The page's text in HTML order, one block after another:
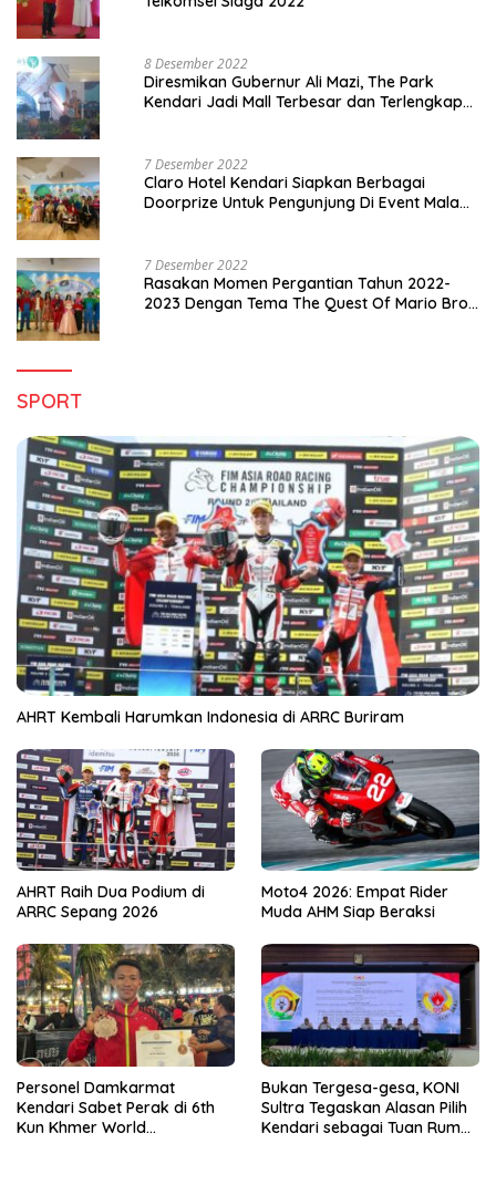
8 Desember 2022
Diresmikan Gubernur Ali Mazi, The Park
Kendari Jadi Mall Terbesar dan Terlengkap
7 Desember 2022
Claro Hotel Kendari Siapkan Berbagai
Doorprize Untuk Pengunjung Di Event Malam
7 Desember 2022
Rasakan Momen Pergantian Tahun 2022-
2023 Dengan Tema The Quest Of Mario Bros
SPORT
AHRT Kembali Harumkan Indonesia di ARRC Buriram
AHRT Raih Dua Podium di
ARRC Sepang 2026
Moto4 2026: Empat Rider
Muda AHM Siap Beraksi
Personel Damkarmat
Kendari Sabet Perak di 6th
Kun Khmer World
Bukan Tergesa-gesa, KONI
Sultra Tegaskan Alasan Pilih
Kendari sebagai Tuan Rumah